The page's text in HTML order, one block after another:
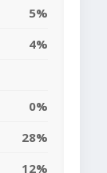
5%
4%
0%
28%
12%